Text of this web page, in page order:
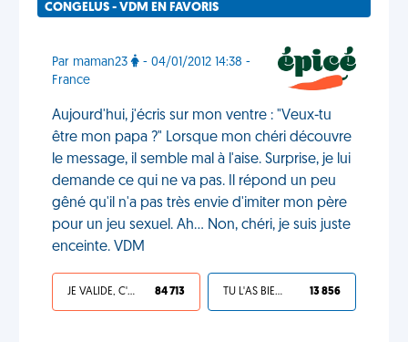
CONGELUS - VDM EN FAVORIS
Par maman23
- 04/01/2012 14:38 -
France
Aujourd'hui, j'écris sur mon ventre : "Veux-tu
être mon papa ?" Lorsque mon chéri découvre
le message, il semble mal à l'aise. Surprise, je lui
demande ce qui ne va pas. Il répond un peu
gêné qu'il n'a pas très envie d'imiter mon père
pour un jeu sexuel. Ah... Non, chéri, je suis juste
enceinte. VDM
JE VALIDE, C'EST UNE VDM 84 713 TU L'AS BIEN MÉRITÉ 13 856